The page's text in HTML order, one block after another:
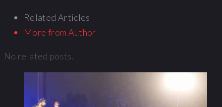
Related Articles
More from Author
No related posts.